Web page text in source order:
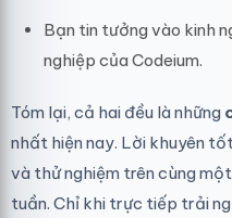
Bạn tin tưởng vào kinh
nghiệp của Codeium.
Tóm lại, cả hai đều là những
nhất hiện nay. Lời khuyên
và thử nghiệm trên cùng
tuần. Chỉ khi trực tiếp trải